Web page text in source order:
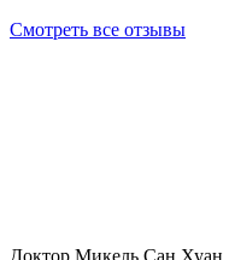
Смотреть все отзывы
Доктор Микель Сан Хуан